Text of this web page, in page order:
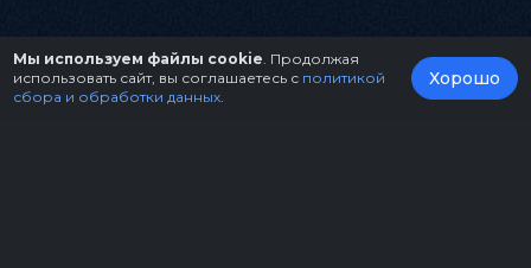
Мы используем файлы cookie . Продолжая
использовать сайт, вы соглашаетесь с политикой
сбора и обработки данных
Хорошо